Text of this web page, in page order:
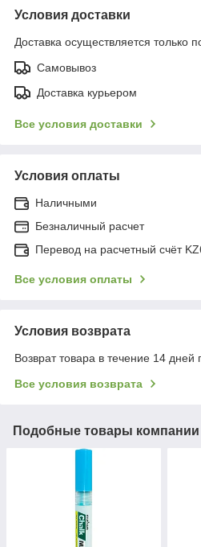
Условия доставки
Доставка осуществляется только
Самовывоз
Доставка курьером
Все условия доставки
Условия оплаты
Наличными
Безналичный расчет
Перевод на расчетный счёт
Все условия оплаты
Условия возврата
Возврат товара в течение 14 дней
Все условия возврата
Подобные товары компании